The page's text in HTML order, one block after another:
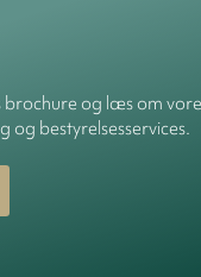
og læs om
og bestyrelsesservices.